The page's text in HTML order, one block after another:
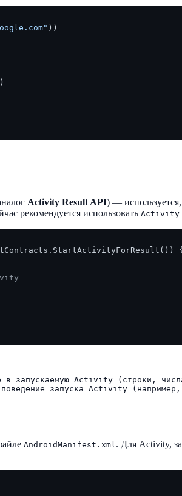
))
Activity Result API) —
рекомендуется использовать Activity
запускаемую Activity (строки,
запуска Activity
AndroidManifest.xml . Для Activity,